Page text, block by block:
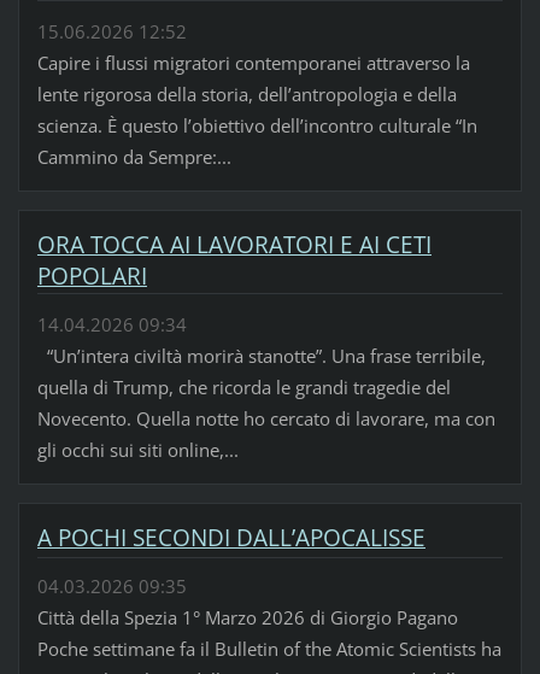
15.06.2026 12:52
Capire i flussi migratori contemporanei attraverso la
lente rigorosa della storia, dell’antropologia e della
scienza. È questo l’obiettivo dell’incontro culturale “In
Cammino da Sempre:...
ORA TOCCA AI LAVORATORI E AI CETI
POPOLARI
14.04.2026 09:34
“Un’intera civiltà morirà stanotte”. Una frase terribile,
quella di Trump, che ricorda le grandi tragedie del
Novecento. Quella notte ho cercato di lavorare, ma con
gli occhi sui siti online,...
A POCHI SECONDI DALL’APOCALISSE
04.03.2026 09:35
Città della Spezia 1° Marzo 2026 di Giorgio Pagano
Poche settimane fa il Bulletin of the Atomic Scientists ha